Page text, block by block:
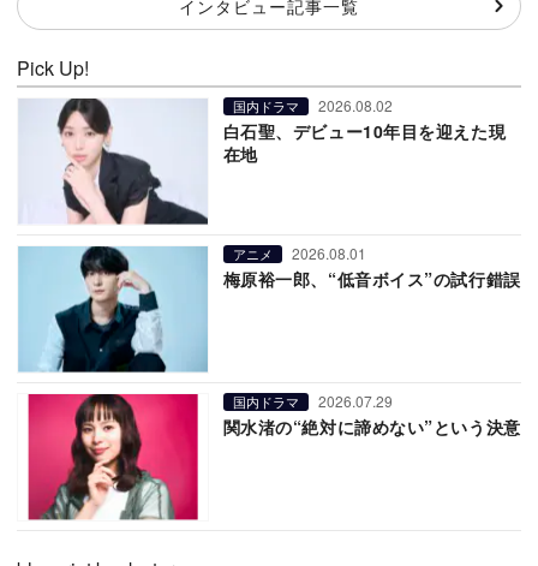
インタビュー記事一覧
Pick Up!
国内ドラマ 2026.08.02
白石聖、デビュー10年目を迎えた現
在地
アニメ 2026.08.01
梅原裕一郎、“低音ボイス”の試行錯誤
国内ドラマ 2026.07.29
関水渚の“絶対に諦めない”という決意